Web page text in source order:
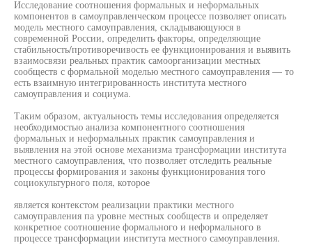
Исследование соотношения формальных и неформальных
компонентов в самоуправленческом процессе позволяет описать
модель местного самоуправления, складывающуюся в
современной России, определить факторы, определяющие
стабильность/противоречивость ее функционирования и выявить
взаимосвязи реальных практик самоорганизации местных
сообществ с формальной моделью местного самоуправления — то
есть взаимную интегрированность института местного
самоуправления и социума.
Таким образом, актуальность темы исследования определяется
необходимостью анализа компонентного соотношения
формальных и неформальных практик самоуправления и
выявления на этой основе механизма трансформации института
местного самоуправления, что позволяет отследить реальные
процессы формирования и законы функционирования того
социокультурного поля, которое
является контекстом реализации практики местного
самоуправления па уровне местных сообществ и определяет
конкретное соотношение формального и неформального в
процессе трансформации института местного самоуправления.